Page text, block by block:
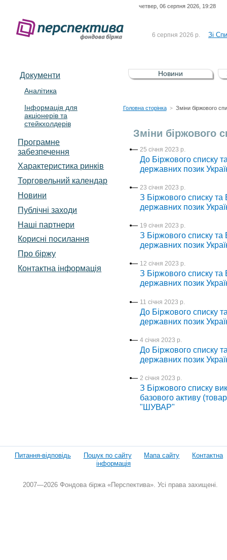
четвер, 06 серпня 2026, 19:28
6 серпня 2026 р. Зі
5 серпня 2026 р.
Зі
UA4000232607)
4 серпня 2026 р.
До
Документи
Аналітика
Інформація для
акціонерів та
стейкхолдерів
Програмне
забезпечення
Характеристика pинків
Торговельний календар
Новини
Публічні заходи
Наші партнери
Корисні посилання
Про біржу
Контактна інформація
Новини
Головна сторінка > Зміни біржового
Зміни біржового
25 січня 2023 р.
До Біржового списку
державних позик
23 січня 2023 р.
З Біржового списку та
державних позик
19 січня 2023 р.
З Біржового списку та
державних позик
12 січня 2023 р.
З Біржового списку та
державних позик
11 січня 2023 р.
До Біржового списку
державних позик
4 січня 2023 р.
До Біржового списку
державних позик
2 січня 2023 р.
З Біржового списку
базового активу
"ШУВАР"
Питання-відповідь Пошук по сайту Мапа сайту
Контактна
інформація
2007—2026 Фондова біржа «Перспектива». Усі права захищені.